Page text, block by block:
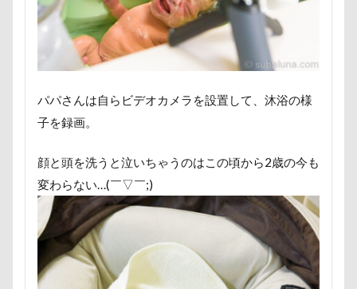
パパさんは自らビデオカメラを設置して、沐浴の様
子を録画。
顔と頭を洗うと泣いちゃうのはこの頃から2歳の今も
変わらない…(￣▽￣;)
ペンション・ブランシェ草津
ペンション
ペロリンチョ
ペロちゃん
ボサボサ
ペニーレイン
ペディ(PEDI)
ペット用バスタブ
ペットステージ（Petstages）
マウントジーンズ
マミーちゃん
ママ実家
マテ
マザー牧場
マサラちゃん
マグノリア棟
マウントジーンズ那須
マイフリーガード